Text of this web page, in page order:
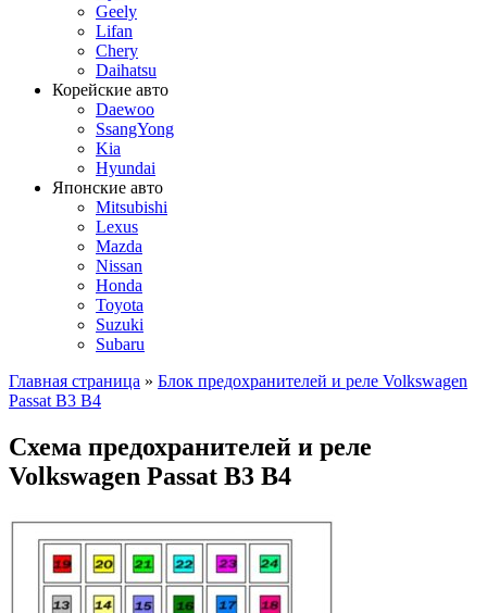
Geely
Lifan
Chery
Daihatsu
Корейские авто
Daewoo
SsangYong
Kia
Hyundai
Японские авто
Mitsubishi
Lexus
Mazda
Nissan
Honda
Toyota
Suzuki
Subaru
Главная страница » Блок предохранителей и реле Volkswagen
Passat B3 B4
Схема предохранителей и реле
Volkswagen Passat B3 B4